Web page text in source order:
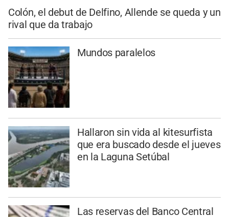
Colón, el debut de Delfino, Allende se queda y un
rival que da trabajo
Mundos paralelos
Hallaron sin vida al kitesurfista
que era buscado desde el jueves
en la Laguna Setúbal
Las reservas del Banco Central